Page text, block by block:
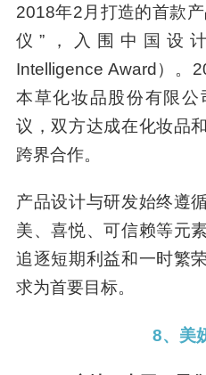
2018年2月打造的首款
仪”，入围中国设
Intelligence Award）。
本草化妆品股份有限
议，双方达成在化妆品
跨界合作。
产品设计与研发始终遵
美、喜悦、可信赖等元
追逐短期利益和一时繁
求为首要目标。
8、美